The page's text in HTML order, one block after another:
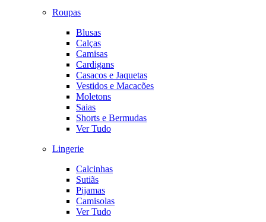
Roupas
Blusas
Calças
Camisas
Cardigans
Casacos e Jaquetas
Vestidos e Macacões
Moletons
Saias
Shorts e Bermudas
Ver Tudo
Lingerie
Calcinhas
Sutiãs
Pijamas
Camisolas
Ver Tudo